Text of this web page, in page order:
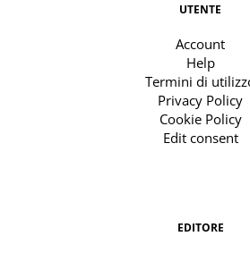
UTENTE
Account
Help
Termini di
Privacy Policy
Cookie Policy
Edit consent
EDITORE